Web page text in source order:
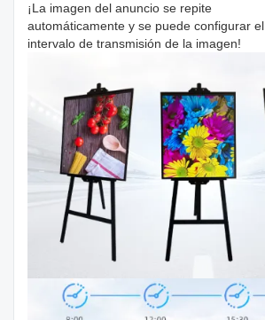
¡La imagen del anuncio se repite
automáticamente y se puede configurar el
intervalo de transmisión de la imagen!